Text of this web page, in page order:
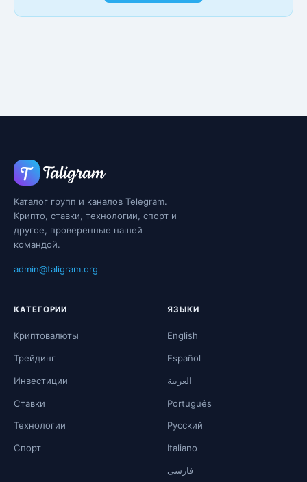
Каталог групп и каналов Telegram.
Крипто, ставки, технологии, спорт и
другое, проверенные нашей
командой.
admin@taligram.org
КАТЕГОРИИ
Криптовалюты
Трейдинг
Инвестиции
Ставки
Технологии
Спорт
ЯЗЫКИ
English
Español
العربية
Português
Русский
Italiano
فارسی